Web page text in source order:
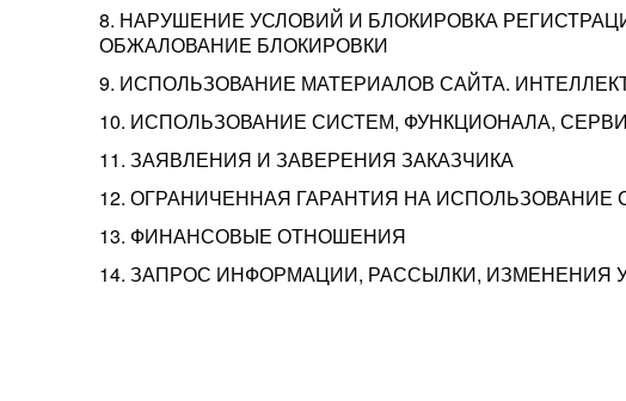
8. НАРУШЕНИЕ УСЛОВИЙ И БЛОКИРОВКА
ОБЖАЛОВАНИЕ БЛОКИРОВКИ
9. ИСПОЛЬЗОВАНИЕ МАТЕРИАЛОВ САЙТА.
10. ИСПОЛЬЗОВАНИЕ СИСТЕМ, ФУНКЦИОНАЛА,
11. ЗАЯВЛЕНИЯ И ЗАВЕРЕНИЯ ЗАКАЗЧИКА
12. ОГРАНИЧЕННАЯ ГАРАНТИЯ НА ИСПОЛЬЗОВАНИЕ
13. ФИНАНСОВЫЕ ОТНОШЕНИЯ
14. ЗАПРОС ИНФОРМАЦИИ, РАССЫЛКИ, ИЗМЕНЕНИЯ